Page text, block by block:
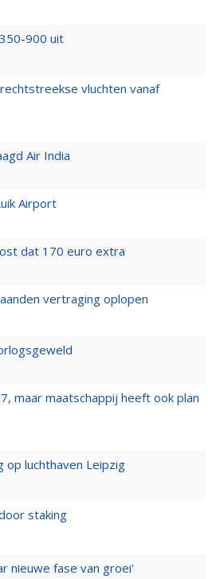
900 uit
vluchten vanaf
Air India
Airport
dat 170 euro extra
vertraging oplopen
maar maatschappij heeft ook plan
op luchthaven Leipzig
staking
nieuwe fase van groei'